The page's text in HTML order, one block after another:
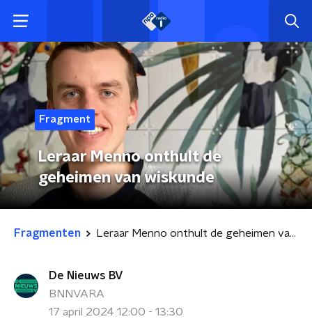
Fragment
Leraar Menno onthult de
geheimen van wiskunde
Fragmenten Leraar Menno onthult de geheimen van wiskunde
De Nieuws BV
BNNVARA
17 april 2024 12:00 - 13:30